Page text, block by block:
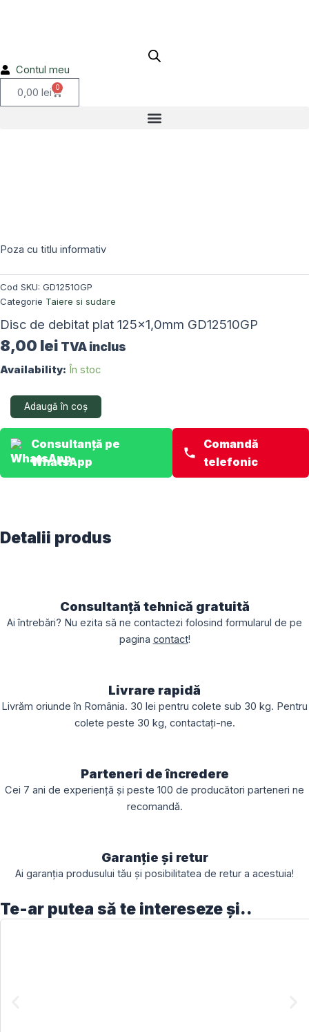
Contul meu
0,00 lei 0
Cart
Poza cu titlu informativ
Cod SKU: GD12510GP
Categorie Taiere si sudare
Disc de debitat plat 125×1,0mm GD12510GP
8,00 lei TVA inclus
Availability: În stoc
Cantitate
de
debitat
125x1,0mm
GD12510GP
Adaugă în coș
Consultanță pe
WhatsApp
Comandă
telefonic
Detalii produs
Consultanță tehnică gratuită
Ai întrebări? Nu ezita să ne contactezi folosind formularul de pe
pagina contact!
Livrare rapidă
Livrăm oriunde în România. 30 lei pentru colete sub 30 kg. Pentru
colete peste 30 kg, contactați-ne.
Parteneri de încredere
Cei 7 ani de experiență și peste 100 de producători parteneri ne
recomandă.
Garanție și retur
Ai garanția produsului tău și posibilitatea de retur a acestuia!
Te-ar putea să te intereseze și..